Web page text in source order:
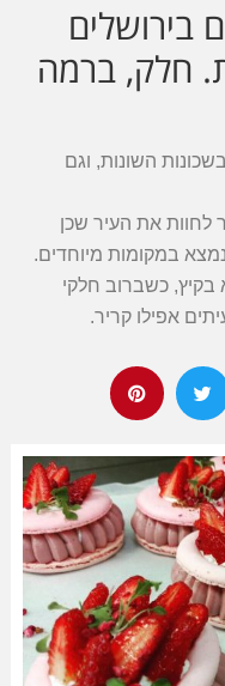
בירושלים
חלק, ברמה
השונות, וגם
את העיר שכן
במקומות מיוחדים.
בקיץ, כשברוב חלקי
אפילו קריר.